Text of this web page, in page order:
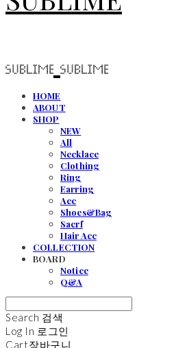
HOME
ABOUT
SHOP
NEW
All
Necklace
Clothing
Ring
Earring
Acc
Shoes&Bag
Sacrf
Hair Acc
COLLECTION
BOARD
Notice
Q&A
Search 검색
Log In 로그인
Cart장바구니